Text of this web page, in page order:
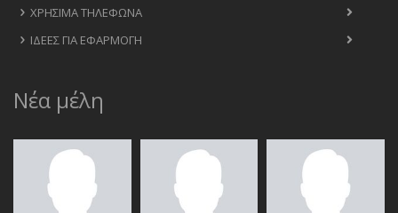
ΧΡΉΣΙΜΑ ΤΗΛΈΦΩΝΑ
ΙΔΈΕΣ ΓΙΑ ΕΦΑΡΜΟΓΉ
Νέα μέλη